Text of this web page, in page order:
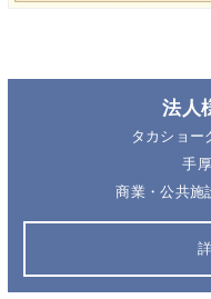
法人
タカショー
手
商業・公共施